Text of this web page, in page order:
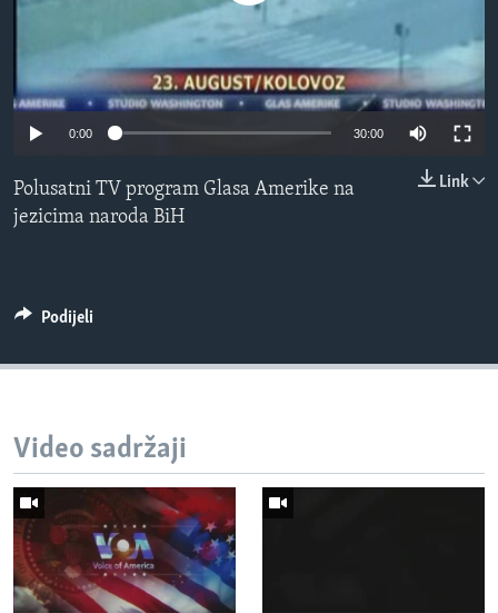
O GLASU AMERIKE
PRATITE NAS
0:00 30:00
Link
Polusatni TV program Glasa Amerike na
jezicima naroda BiH
Podijeli
Video sadržaji